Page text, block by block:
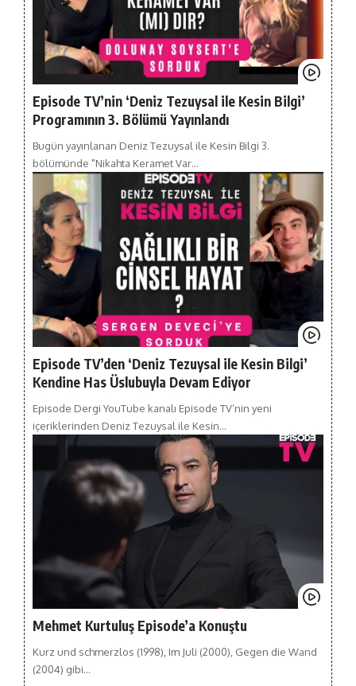
Episode TV’nin ‘Deniz Tezuysal ile Kesin Bilgi’
Programının 3. Bölümü Yayınlandı
Bugün yayınlanan Deniz Tezuysal ile Kesin Bilgi 3.
bölümünde "Nikahta Keramet Var…
Episode TV’den ‘Deniz Tezuysal ile Kesin Bilgi’
Kendine Has Üslubuyla Devam Ediyor
Episode Dergi YouTube kanalı Episode TV’nin yeni
içeriklerinden Deniz Tezuysal ile Kesin…
Mehmet Kurtuluş Episode’a Konuştu
Kurz und schmerzlos (1998), Im Juli (2000), Gegen die Wand
(2004) gibi…